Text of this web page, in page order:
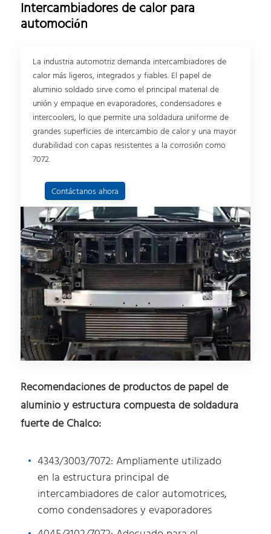
Intercambiadores de calor para
automoción
La industria automotriz demanda intercambiadores de
calor más ligeros, integrados y fiables. El papel de
aluminio soldado sirve como el principal material de
unión y empaque en evaporadores, condensadores e
intercoolers, lo que permite una soldadura uniforme de
grandes superficies de intercambio de calor y una mayor
durabilidad con capas resistentes a la corrosión como
7072.
Contáctanos ahora
Recomendaciones de productos de papel de
aluminio y estructura compuesta de soldadura
fuerte de Chalco:
4343/3003/7072: Ampliamente utilizado
en la estructura principal de
intercambiadores de calor automotrices,
como condensadores y evaporadores